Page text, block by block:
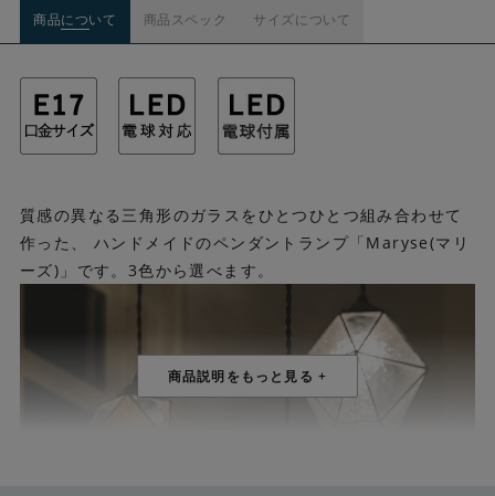
商品について 商品スペック サイズについて
質感の異なる三角形のガラスをひとつひとつ組み合わせて
作った、 ハンドメイドのペンダントランプ「Maryse(マリ
ーズ)」です。3色から選べます。